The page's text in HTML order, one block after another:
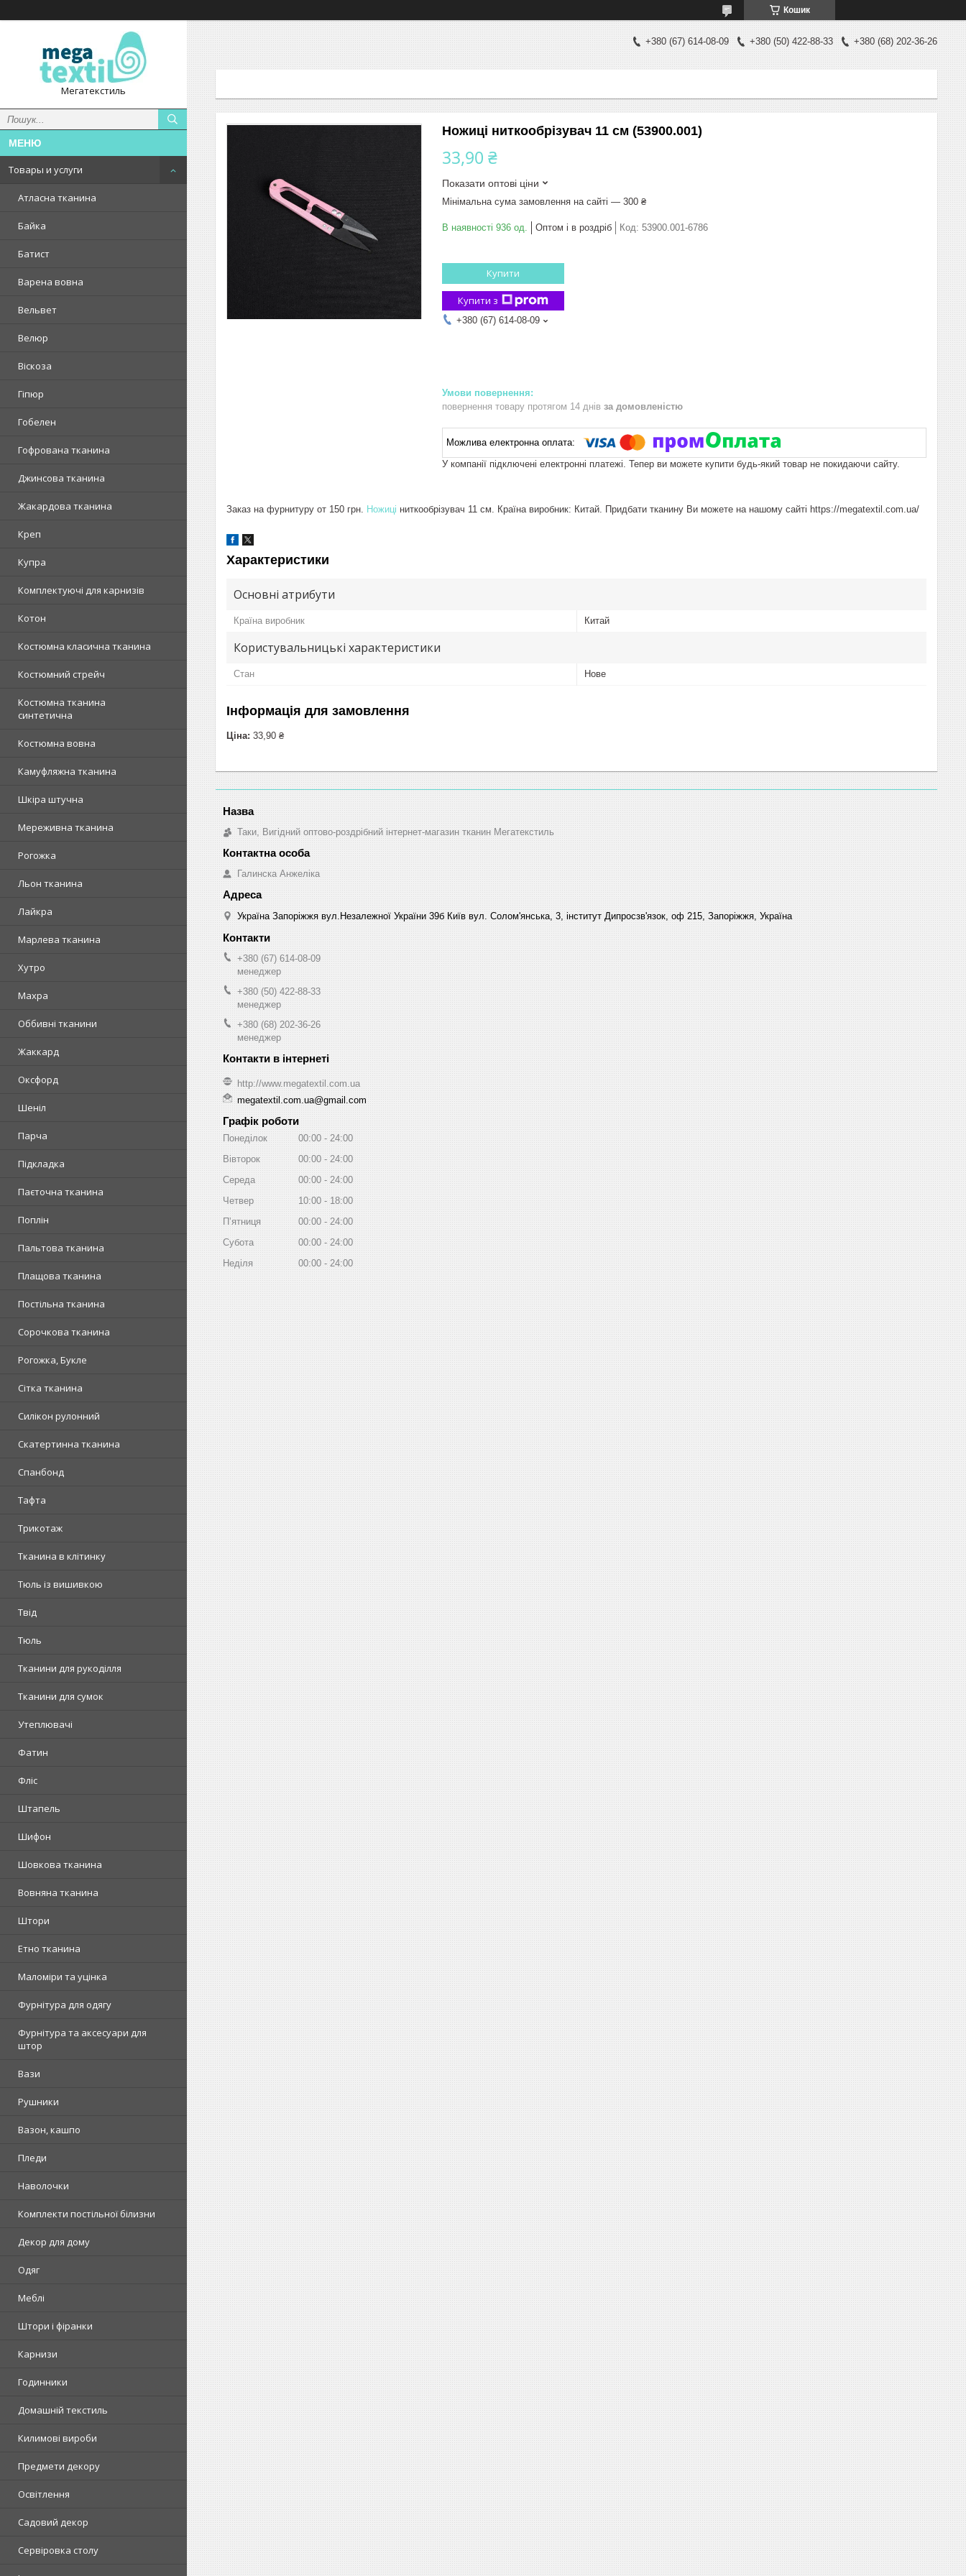
Кошик
Мегатекстиль
Товары и услуги
Атласна тканина
Байка
Батист
Варена вовна
Вельвет
Велюр
Віскоза
Гіпюр
Гобелен
Гофрована тканина
Джинсова тканина
Жакардова тканина
Креп
Купра
Комплектуючі для карнизів
Котон
Костюмна класична тканина
Костюмний стрейч
Костюмна тканина
синтетична
Костюмна вовна
Камуфляжна тканина
Шкіра штучна
Мереживна тканина
Рогожка
Льон тканина
Лайкра
Марлева тканина
Хутро
Махра
Оббивні тканини
Жаккард
Оксфорд
Шеніл
Парча
Підкладка
Паєточна тканина
Поплін
Пальтова тканина
Плащова тканина
Постільна тканина
Сорочкова тканина
Рогожка, Букле
Сітка тканина
Силікон рулонний
Скатертинна тканина
Спанбонд
Тафта
Трикотаж
Тканина в клітинку
Тюль із вишивкою
Твід
Тюль
Тканини для рукоділля
Тканини для сумок
Утеплювачі
Фатин
Фліс
Штапель
Шифон
Шовкова тканина
Вовняна тканина
Штори
Етно тканина
Маломіри та уцінка
Фурнітура для одягу
Фурнітура та аксесуари для
штор
Вази
Рушники
Вазон, кашпо
Пледи
Наволочки
Комплекти постільної білизни
Декор для дому
Одяг
Меблі
Штори і фіранки
Карнизи
Годинники
Домашній текстиль
Килимові вироби
Предмети декору
Освітлення
Садовий декор
Сервіровка столу
+380 (67) 614-08-09 +380 (50) 422-88-33 +380 (68) 202-36-26
Ножиці ниткообрізувач 11 см (53900.001)
33,90 ₴
Показати оптові ціни
Мінімальна сума замовлення на сайті — 300 ₴
В наявності 936 од. Оптом і в роздріб Код: 53900.001-6786
Купити
Купити з
+380 (67) 614-08-09
повернення товару протягом 14 днів за домовленістю
У компанії підключені електронні платежі. Тепер ви можете купити будь-який товар не покидаючи сайту.
Заказ на фурнитуру от 150 грн. Ножиці ниткообрізувач 11 см. Країна виробник: Китай. Придбати тканину Ви можете на нашому сайті https://megatextil.com.ua/
Характеристики
Основні атрибути
Країна виробник Китай
Користувальницькі характеристики
Стан Нове
Інформація для замовлення
Ціна: 33,90 ₴
Таки, Вигідний оптово-роздрібний інтернет-магазин тканин Мегатекстиль
Галинска Анжеліка
Україна Запоріжжя вул.Незалежної України 39б Київ вул. Солом'янська, 3, інститут Дипросзв'язок, оф 215, Запоріжжя, Україна
+380 (67) 614-08-09
менеджер
+380 (50) 422-88-33
менеджер
+380 (68) 202-36-26
менеджер
http://www.megatextil.com.ua
megatextil.com.ua@gmail.com
Графік роботи
Понеділок 00:00
24:00
Вівторок
00:00
24:00
Середа
00:00
24:00
Четвер
10:00
18:00
Пʼятниця
00:00
24:00
Субота
00:00
24:00
Неділя
00:00 24:00